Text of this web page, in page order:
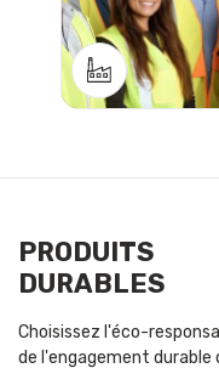
PRODUITS
DURABLES
Choisissez l'éco-
de l'engagement durable